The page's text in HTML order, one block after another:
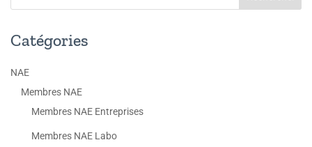
Catégories
NAE
Membres NAE
Membres NAE Entreprises
Membres NAE Labo